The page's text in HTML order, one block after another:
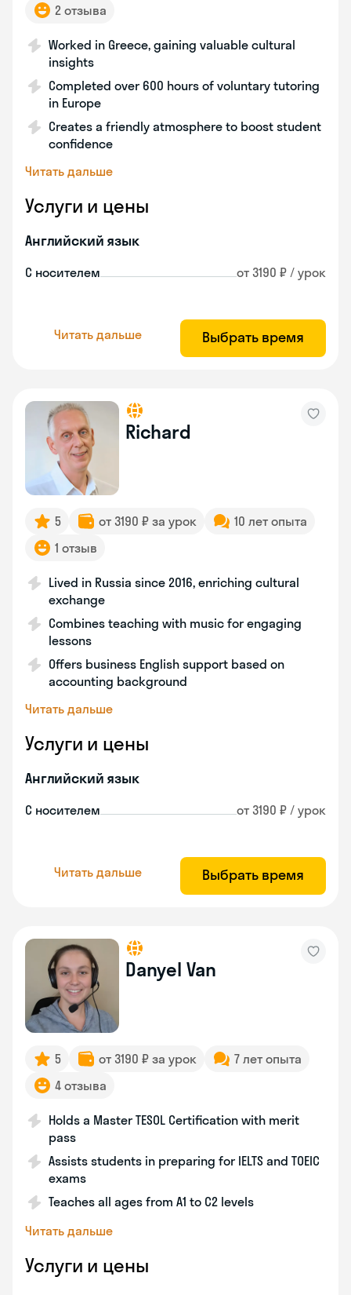
2 отзыва
Worked in Greece, gaining valuable cultural
insights
Completed over 600 hours of voluntary tutoring
in Europe
Creates a friendly atmosphere to boost student
confidence
Читать дальше
Услуги и цены
Английский язык
С носителем от 3190 ₽ / урок
Читать дальше Выбрать время
Richard
5 от 3190 ₽ за урок
10 лет опыта
1 отзыв
Lived in Russia since 2016, enriching cultural
exchange
Combines teaching with music for engaging
lessons
Offers business English support based on
accounting background
Читать дальше
Услуги и цены
Английский язык
С носителем от 3190 ₽ / урок
Читать дальше Выбрать время
Danyel Van
5 от 3190 ₽ за урок
7 лет опыта
4 отзыва
Holds a Master TESOL Certification with merit
pass
Assists students in preparing for IELTS and TOEIC
exams
Teaches all ages from A1 to C2 levels
Читать дальше
Услуги и цены